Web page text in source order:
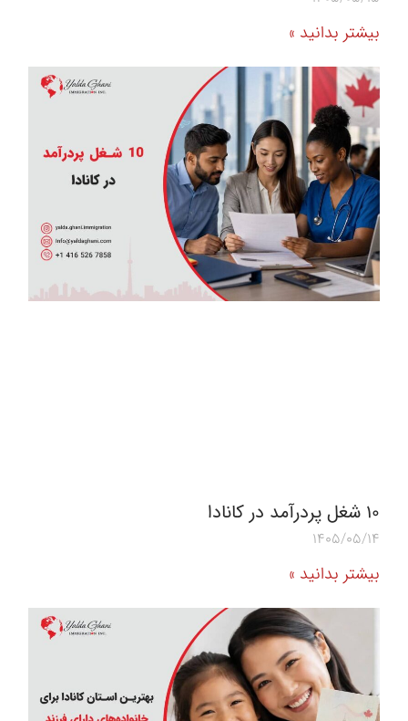
بیشتر بدانید »
10 شغل پردرآمد در کانادا
1405/05/14
بیشتر بدانید »